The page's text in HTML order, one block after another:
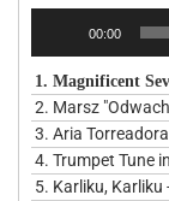
00:00
1. Magnificent
2. Marsz
4. Trumpet Tune
5. Karliku,